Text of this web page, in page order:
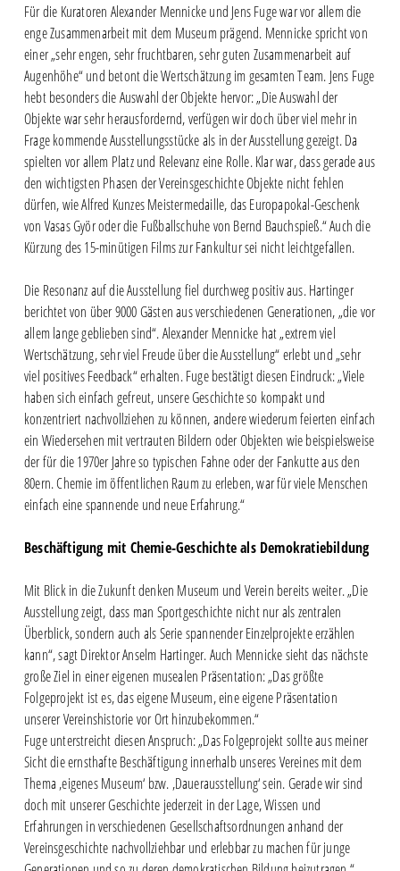
Für die Kuratoren Alexander Mennicke und Jens Fuge war vor allem die
enge Zusammenarbeit mit dem Museum prägend. Mennicke spricht von
einer „sehr engen, sehr fruchtbaren, sehr guten Zusammenarbeit auf
Augenhöhe“ und betont die Wertschätzung im gesamten Team. Jens Fuge
hebt besonders die Auswahl der Objekte hervor: „Die Auswahl der
Objekte war sehr herausfordernd, verfügen wir doch über viel mehr in
Frage kommende Ausstellungsstücke als in der Ausstellung gezeigt. Da
spielten vor allem Platz und Relevanz eine Rolle. Klar war, dass gerade aus
den wichtigsten Phasen der Vereinsgeschichte Objekte nicht fehlen
dürfen, wie Alfred Kunzes Meistermedaille, das Europapokal-Geschenk
von Vasas Györ oder die Fußballschuhe von Bernd Bauchspieß.“ Auch die
Kürzung des 15-minütigen Films zur Fankultur sei nicht leichtgefallen.
Die Resonanz auf die Ausstellung fiel durchweg positiv aus. Hartinger
berichtet von über 9000 Gästen aus verschiedenen Generationen, „die vor
allem lange geblieben sind“. Alexander Mennicke hat „extrem viel
Wertschätzung, sehr viel Freude über die Ausstellung“ erlebt und „sehr
viel positives Feedback“ erhalten. Fuge bestätigt diesen Eindruck: „Viele
haben sich einfach gefreut, unsere Geschichte so kompakt und
konzentriert nachvollziehen zu können, andere wiederum feierten einfach
ein Wiedersehen mit vertrauten Bildern oder Objekten wie beispielsweise
der für die 1970er Jahre so typischen Fahne oder der Fankutte aus den
80ern. Chemie im öffentlichen Raum zu erleben, war für viele Menschen
einfach eine spannende und neue Erfahrung.“
Beschäftigung mit Chemie-Geschichte als Demokratiebildung
Mit Blick in die Zukunft denken Museum und Verein bereits weiter. „Die
Ausstellung zeigt, dass man Sportgeschichte nicht nur als zentralen
Überblick, sondern auch als Serie spannender Einzelprojekte erzählen
kann“, sagt Direktor Anselm Hartinger. Auch Mennicke sieht das nächste
große Ziel in einer eigenen musealen Präsentation: „Das größte
Folgeprojekt ist es, das eigene Museum, eine eigene Präsentation
unserer Vereinshistorie vor Ort hinzubekommen.“
Fuge unterstreicht diesen Anspruch: „Das Folgeprojekt sollte aus meiner
Sicht die ernsthafte Beschäftigung innerhalb unseres Vereines mit dem
Thema ‚eigenes Museum‘ bzw. ‚Dauerausstellung‘ sein. Gerade wir sind
doch mit unserer Geschichte jederzeit in der Lage, Wissen und
Erfahrungen in verschiedenen Gesellschaftsordnungen anhand der
Vereinsgeschichte nachvollziehbar und erlebbar zu machen für junge